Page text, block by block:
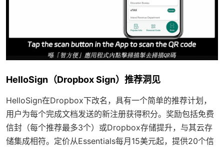
HelloSign（Dropbox Sign）推荐洞见
HelloSign在Dropbox下改名，具有一个简单的推荐计划，
用户为每个完成文档发送的新注册获得积分。奖励包括免费
信封（每个推荐最多3个）或Dropbox存储提升，与其云存
储集成相符。定价从Essentials每月15美元起，提供20个信